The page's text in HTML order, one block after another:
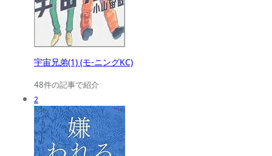
宇宙兄弟(1) (モ-ニングKC)
48件の記事で紹介
2